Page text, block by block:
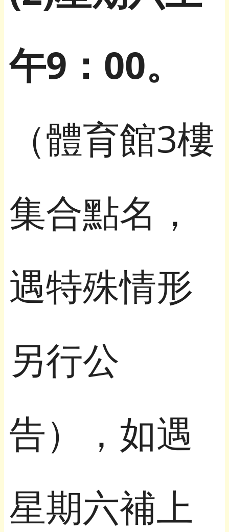
午9：00。
（體育館3樓
集合點名，
遇特殊情形
另行公
告），如遇
星期六補上